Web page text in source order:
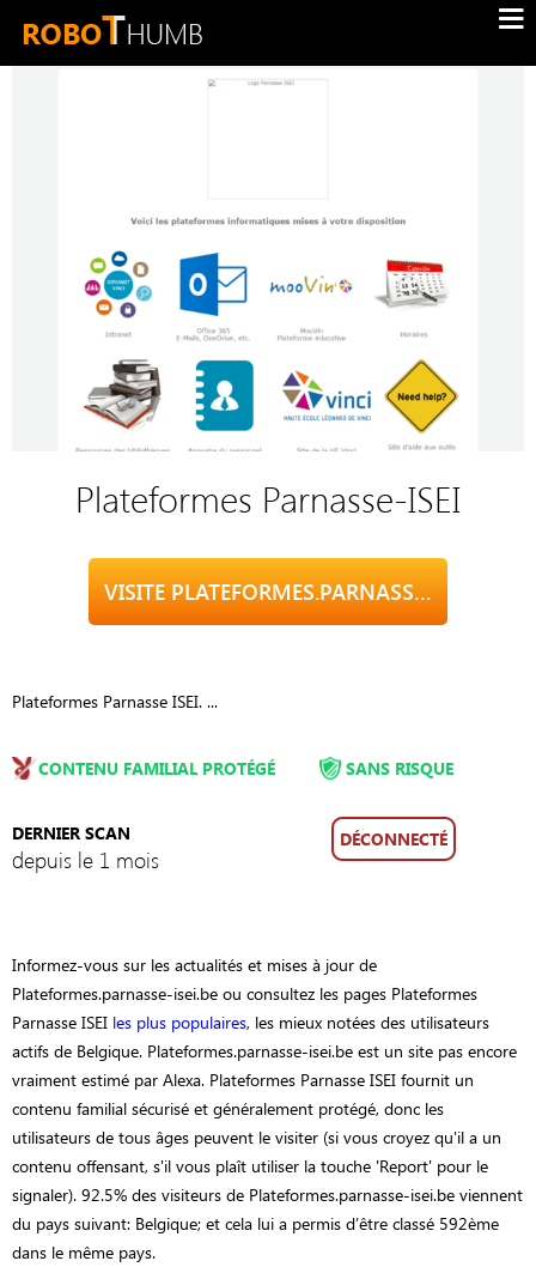
Plateformes Parnasse-ISEI
VISITE PLATEFORMES.PARNASSE-ISEI.BE
Plateformes Parnasse ISEI. ...
CONTENU FAMILIAL PROTÉGÉ
DERNIER SCAN
depuis le 1 mois
SANS RISQUE
DÉCONNECTÉ
Informez-vous sur les actualités et mises à jour de
Plateformes.parnasse-isei.be ou consultez les pages Plateformes
Parnasse ISEI les plus populaires, les mieux notées des utilisateurs
actifs de Belgique. Plateformes.parnasse-isei.be est un site pas encore
vraiment estimé par Alexa. Plateformes Parnasse ISEI fournit un
contenu familial sécurisé et généralement protégé, donc les
utilisateurs de tous âges peuvent le visiter (si vous croyez qu'il a un
contenu offensant, s'il vous plaît utiliser la touche 'Report' pour le
signaler). 92.5% des visiteurs de Plateformes.parnasse-isei.be viennent
du pays suivant: Belgique; et cela lui a permis d’être classé 592ème
dans le même pays.